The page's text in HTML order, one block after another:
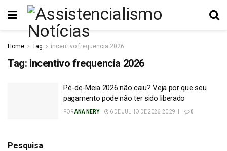
Home Tag incentivo frequencia 2026
Tag: incentivo frequencia 2026
Pé-de-Meia 2026 não caiu? Veja por que seu
pagamento pode não ter sido liberado
PORANA NERY 6 DE JULHO DE 2026, 20:29H 0
Pesquisa